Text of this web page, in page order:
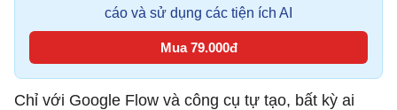
cáo và sử dụng các tiện ích AI
Mua 79.000đ
Chỉ với Google Flow và công cụ tự tạo, bất kỳ ai